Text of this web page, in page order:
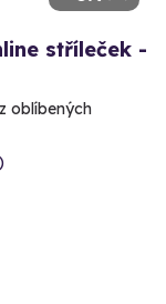
stříleček -
oblíbených